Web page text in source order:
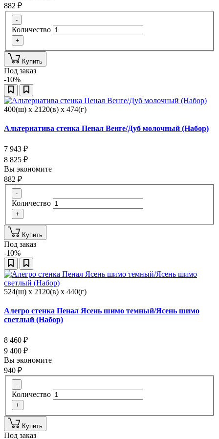
882 ₽
-
Количество
+
Купить
Под заказ
-10%
400(ш) x 2120(в) x 474(г)
Альтернатива стенка Пенал Венге/Дуб молочный (Набор)
7 943 ₽
8 825 ₽
Вы экономите
882 ₽
-
Количество
+
Купить
Под заказ
-10%
524(ш) x 2120(в) x 440(г)
Алегро стенка Пенал Ясень шимо темный/Ясень шимо
светлый (Набор)
8 460 ₽
9 400 ₽
Вы экономите
940 ₽
-
Количество
+
Купить
Под заказ